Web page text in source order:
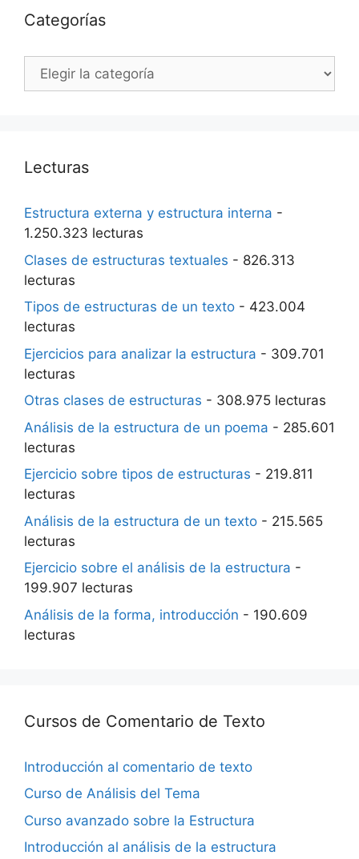
Categorías
Categorías
Lecturas
Estructura externa y estructura interna -
1.250.323 lecturas
Clases de estructuras textuales - 826.313
lecturas
Tipos de estructuras de un texto - 423.004
lecturas
Ejercicios para analizar la estructura - 309.701
lecturas
Otras clases de estructuras - 308.975 lecturas
Análisis de la estructura de un poema - 285.601
lecturas
Ejercicio sobre tipos de estructuras - 219.811
lecturas
Análisis de la estructura de un texto - 215.565
lecturas
Ejercicio sobre el análisis de la estructura -
199.907 lecturas
Análisis de la forma, introducción - 190.609
lecturas
Cursos de Comentario de Texto
Introducción al comentario de texto
Curso de Análisis del Tema
Curso avanzado sobre la Estructura
Introducción al análisis de la estructura